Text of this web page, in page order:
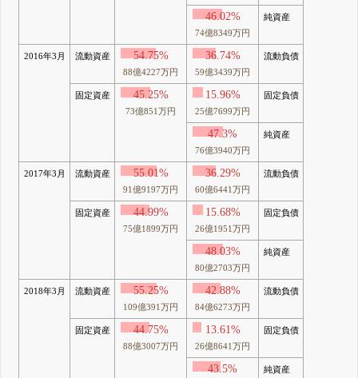
46.02%
74億8349万円
純資産
2016年3月 流動資産 54.75%
88億4227万円
36.74%
59億3439万円
流動負債
固定資産 45.25%
73億851万円
15.96%
25億7699万円
固定負債
47.3%
76億3940万円
純資産
2017年3月 流動資産 55.01%
91億9197万円
36.29%
60億6441万円
流動負債
固定資産 44.99%
75億1899万円
15.68%
26億1951万円
固定負債
48.03%
80億2703万円
純資産
2018年3月 流動資産 55.25%
109億391万円
42.88%
84億6273万円
流動負債
固定資産 44.75%
88億3007万円
13.61%
26億8641万円
固定負債
43.5% 純資産